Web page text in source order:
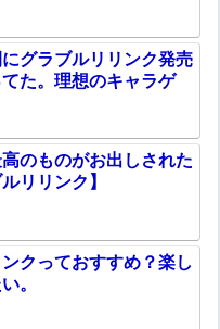
グラブルリリンク発売
た。理想のキャラゲ
のものがお出しされた
リリンク】
クっておすすめ？楽し
。